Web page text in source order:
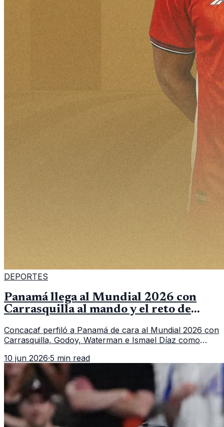
DEPORTES
Panamá llega al Mundial 2026 con
Carrasquilla al mando y el reto de
Concacaf perfiló a Panamá de cara al Mundial 2026 con
Carrasquilla, Godoy, Waterman e Ismael Díaz como
Inglaterra, Croacia y Ghana.
10 jun 2026·5 min read